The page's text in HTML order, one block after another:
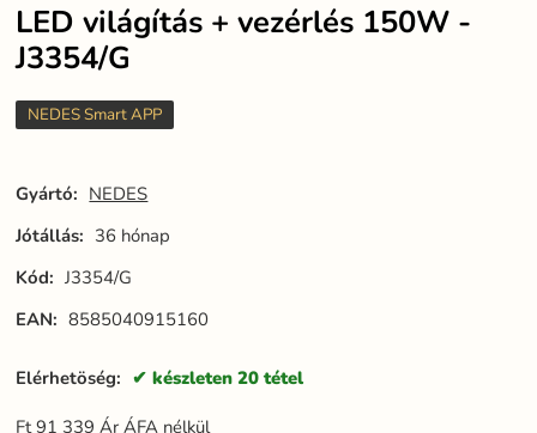
LED világítás + vezérlés 150W -
J3354/G
NEDES Smart APP
Gyártó: NEDES
Jótállás: 36 hónap
Kód: J3354/G
EAN: 8585040915160
Elérhetöség: készleten 20 tétel
Ft91 339 Ár ÁFA nélkül